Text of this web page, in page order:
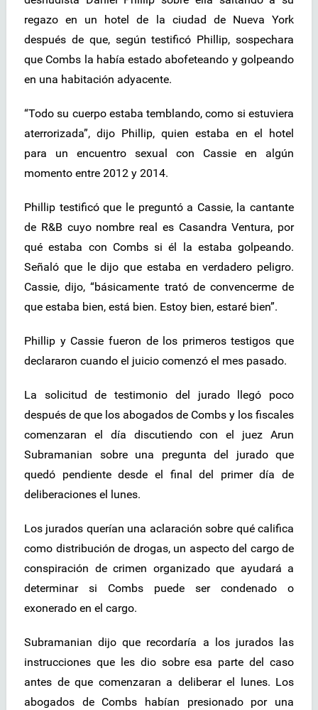
regazo en un hotel de la ciudad de Nueva York
después de que, según testificó Phillip, sospechara
que Combs la había estado abofeteando y golpeando
en una habitación adyacente.
“Todo su cuerpo estaba temblando, como si estuviera
aterrorizada”, dijo Phillip, quien estaba en el hotel
para un encuentro sexual con Cassie en algún
momento entre 2012 y 2014.
Phillip testificó que le preguntó a Cassie, la cantante
de R&B cuyo nombre real es Casandra Ventura, por
qué estaba con Combs si él la estaba golpeando.
Señaló que le dijo que estaba en verdadero peligro.
Cassie, dijo, “básicamente trató de convencerme de
que estaba bien, está bien. Estoy bien, estaré bien”.
Phillip y Cassie fueron de los primeros testigos que
declararon cuando el juicio comenzó el mes pasado.
La solicitud de testimonio del jurado llegó poco
después de que los abogados de Combs y los fiscales
comenzaran el día discutiendo con el juez Arun
Subramanian sobre una pregunta del jurado que
quedó pendiente desde el final del primer día de
deliberaciones el lunes.
Los jurados querían una aclaración sobre qué califica
como distribución de drogas, un aspecto del cargo de
conspiración de crimen organizado que ayudará a
determinar si Combs puede ser condenado o
exonerado en el cargo.
Subramanian dijo que recordaría a los jurados las
instrucciones que les dio sobre esa parte del caso
antes de que comenzaran a deliberar el lunes. Los
abogados de Combs habían presionado por una